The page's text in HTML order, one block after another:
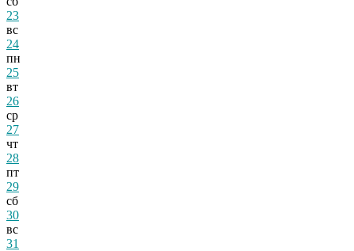
23
вс
24
пн
25
вт
26
ср
27
чт
28
пт
29
сб
30
вс
31